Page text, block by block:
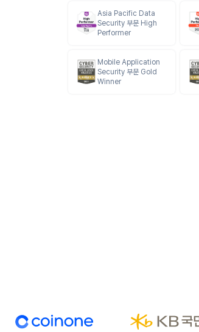
Asia Pacific Data
Security 부문 High
Performer
Mobile Application
Security 부문 Gold
Winner